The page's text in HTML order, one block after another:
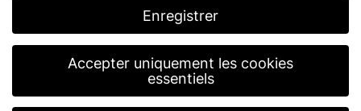
Conditions générales de
vente
Vous trouverez nos CGV à lapage CGV.
Enregistrer
Accepter uniquement les cookies
essentiels